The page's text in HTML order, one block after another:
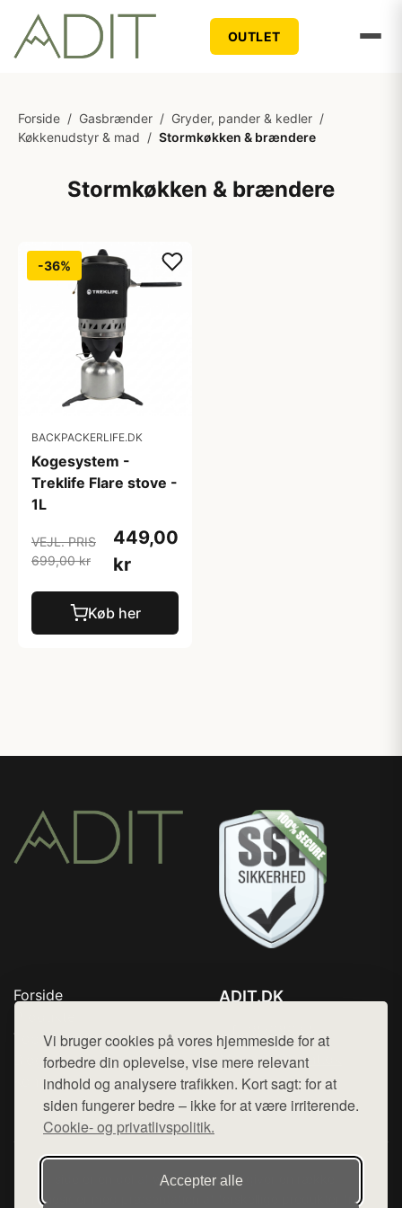
Vi bruger cookies på vores hjemmeside for at
forbedre din oplevelse, vise mere relevant
indhold og analysere trafikken. Kort sagt: for at
siden fungerer bedre – ikke for at være irriterende.
Cookie- og privatlivspolitik.
Accepter alle
OUTLET
Forside / Gasbrænder / Gryder, pander & kedler /
Køkkenudstyr & mad / Stormkøkken & brændere
Stormkøkken & brændere
-36%
BACKPACKERLIFE.DK
Kogesystem -
Treklife Flare stove -
1L
VEJL. PRIS
699,00 kr
449,00
kr
Køb her
Forside
Top Rabatter
Blog
Kontakt
ADIT.DK
Mail: hej@want.dk
Cookie- og privatlivspolitik
Denne side er en del af want.dk, der udgiver en række
hjemmesider med præsentation af forskellige produkter fra